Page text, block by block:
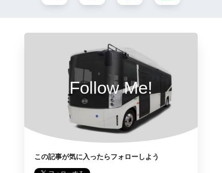
Follow Me!
この記事が気に入ったらフォローしよう